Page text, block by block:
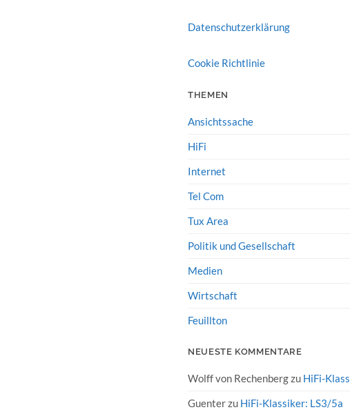
Datenschutzerklärung
Cookie Richtlinie
THEMEN
Ansichtssache
HiFi
Internet
Tel Com
Tux Area
Politik und Gesellschaft
Medien
Wirtschaft
Feuillton
NEUESTE KOMMENTARE
Wolff von Rechenbergzu HiFi-
Guenterzu HiFi-Klassiker: LS3/5a